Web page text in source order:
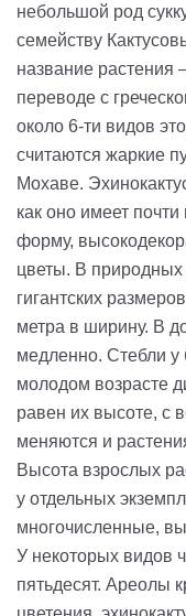
небольшой род
семейству
название растения
переводе с
около 6-ти видов
считаются жаркие
Мохаве.
как оно имеет
форму,
цветы. В природных
гигантских размеров
метра в ширину. В
медленно. Стебли
молодом возрасте
равен их высоте, с
меняются и
Высота взрослых
у отдельных
многочисленные,
У некоторых видов
пятьдесят. Ареолы